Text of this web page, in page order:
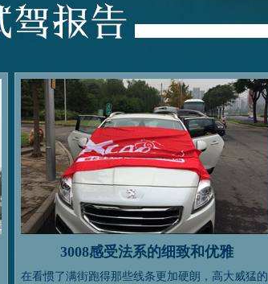
3008感受法系的细致和优雅
在看惯了满街跑得那些线条更加硬朗，高大威猛的